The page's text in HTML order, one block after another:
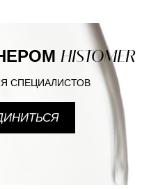
HISTOMER
СПЕЦИАЛИСТОВ